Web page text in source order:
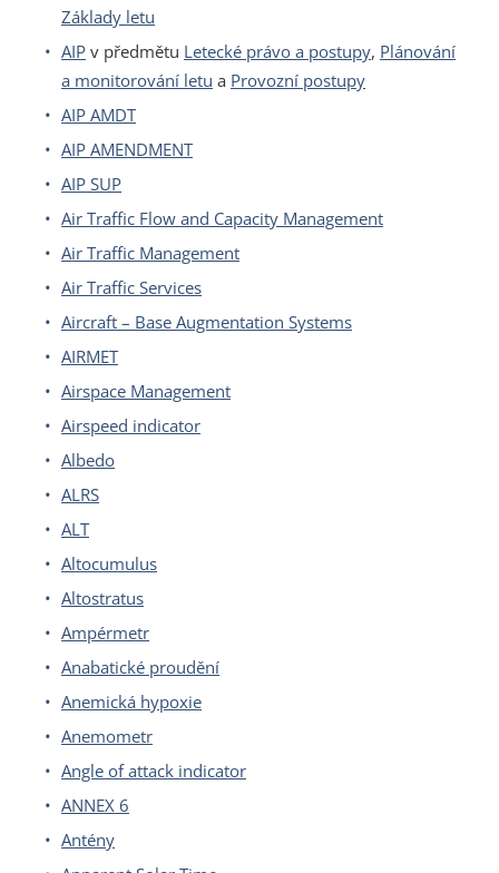
Základy letu
AIP v předmětu Letecké právo a postupy, Plánování
a monitorování letu a Provozní postupy
AIP AMDT
AIP AMENDMENT
AIP SUP
Air Traffic Flow and Capacity Management
Air Traffic Management
Air Traffic Services
Aircraft – Base Augmentation Systems
AIRMET
Airspace Management
Airspeed indicator
Albedo
ALRS
ALT
Altocumulus
Altostratus
Ampérmetr
Anabatické proudění
Anemická hypoxie
Anemometr
Angle of attack indicator
ANNEX 6
Antény